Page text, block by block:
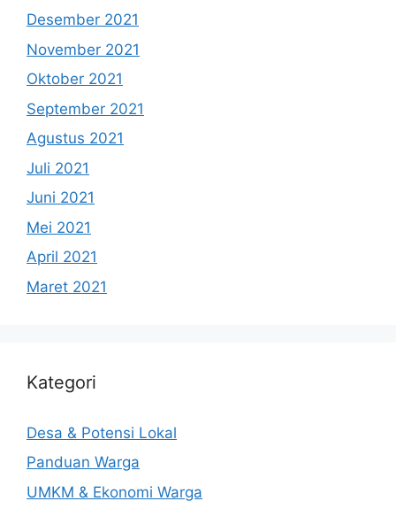
Desember 2021
November 2021
Oktober 2021
September 2021
Agustus 2021
Juli 2021
Juni 2021
Mei 2021
April 2021
Maret 2021
Kategori
Desa & Potensi Lokal
Panduan Warga
UMKM & Ekonomi Warga